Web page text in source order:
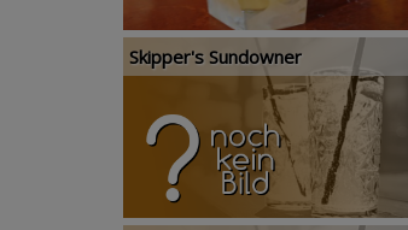
Skipper's Sundowner